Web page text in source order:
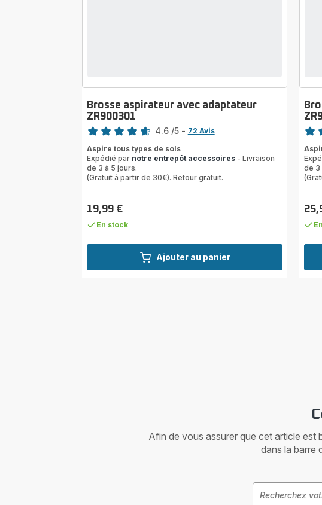
Ajouter au panier
Brosse aspirateur avec adaptateur
ZR900301
Note
4.6 /5 - 72 Avis
Aspire tous types de sols
Expédié par notre entrepôt accessoires- Livraison
de 3 à 5 jours.
(Gratuit à partir de 30€). Retour gratuit.
Prix
19,99 €
En stock
Note
de 3
Prix
Afin de vous assurer que cet article est
dans la barre